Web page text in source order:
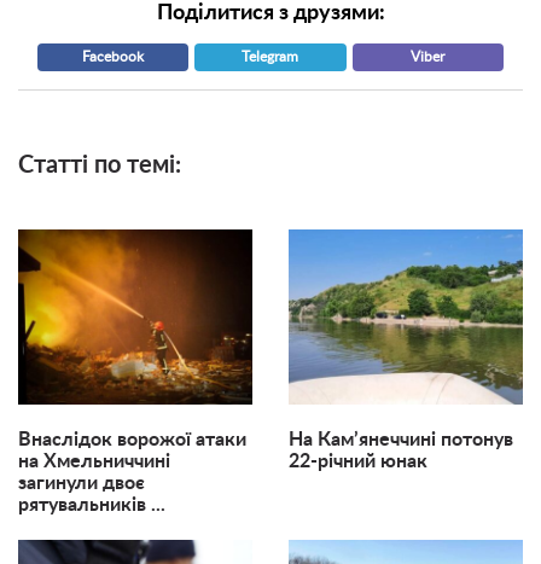
Поділитися з друзями:
Facebook Telegram Viber
Статті по темі:
Внаслідок ворожої атаки
на Хмельниччині
загинули двоє
рятувальників ...
На Кам’янеччині потонув
22-річний юнак